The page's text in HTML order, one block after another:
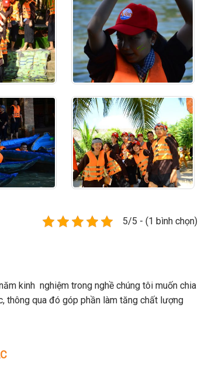
5/5 - (1 bình chọn)
kinh nghiệm trong nghề chúng tôi muốn chia
thông qua đó góp phần làm tăng chất lượng